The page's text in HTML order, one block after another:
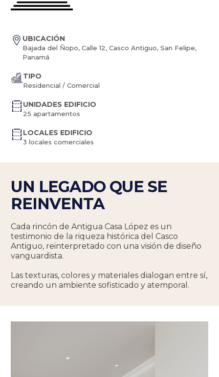
UBICACIÓN
Bajada del Ñopo, Calle 12, Casco Antiguo, San Felipe,
Panamá
TIPO
Residencial / Comercial
UNIDADES EDIFICIO
25 apartamentos
LOCALES EDIFICIO
3 locales comerciales
UN LEGADO QUE SE
REINVENTA
Cada rincón de Antigua Casa López es un
testimonio de la riqueza histórica del Casco
Antiguo, reinterpretado con una visión de diseño
vanguardista.
Las texturas, colores y materiales dialogan entre sí,
creando un ambiente sofisticado y atemporal.